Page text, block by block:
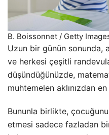
B. Boissonnet / Getty
Uzun bir günün sonunda,
ve herkesi çeşitli
düşündüğünüzde,
muhtemelen aklınızdan
Bununla birlikte,
etmesi sadece fazladan